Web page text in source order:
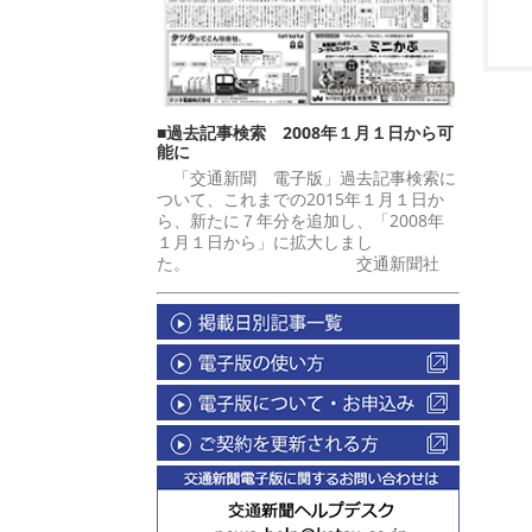
■過去記事検索 2008年１月１日から可
能に
「交通新聞 電子版」過去記事検索に
ついて、これまでの2015年１月１日か
ら、新たに７年分を追加し、「2008年
１月１日から」に拡大しまし
た。 交通新聞社